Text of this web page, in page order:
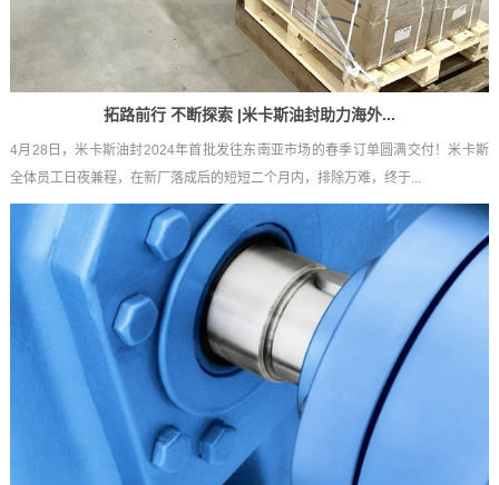
拓路前行 不断探索 |米卡斯油封助力海外...
4月28日，米卡斯油封2024年首批发往东南亚市场的春季订单圆满交付！米卡斯
全体员工日夜兼程，在新厂落成后的短短二个月内，排除万难，终于...